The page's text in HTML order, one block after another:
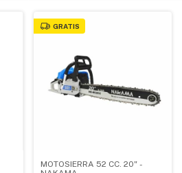
GRATIS
MOTOSIERRA 52 CC. 20" -